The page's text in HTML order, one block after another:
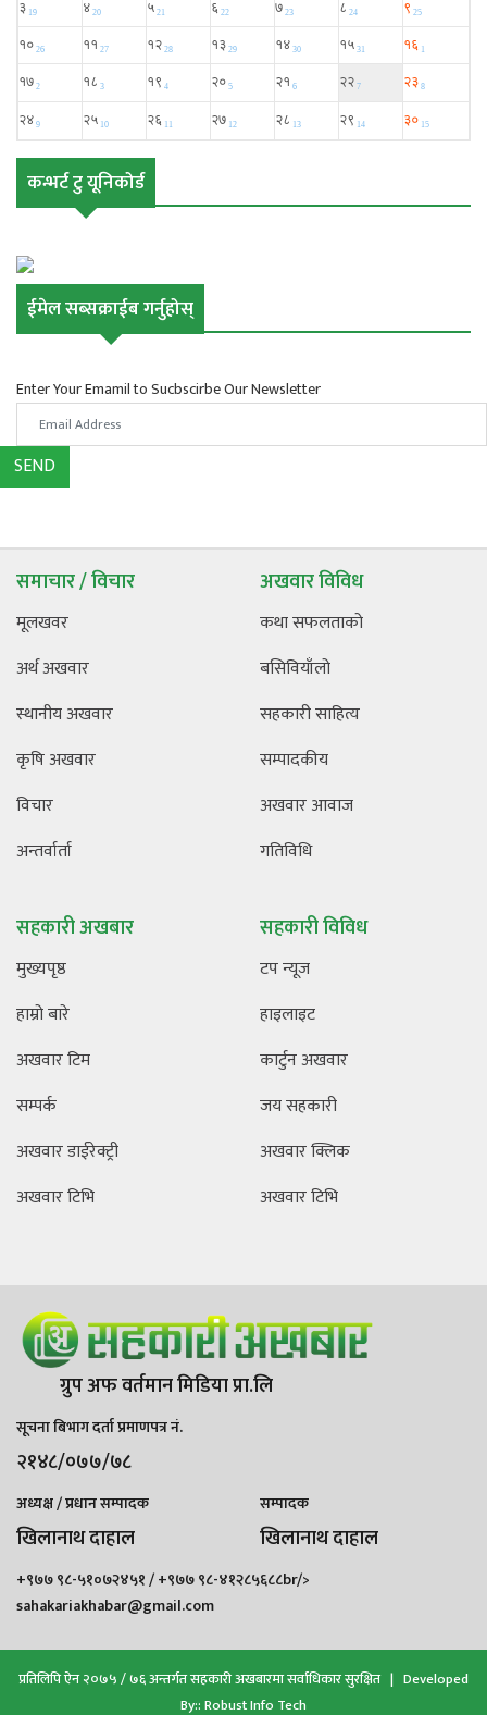
कन्भर्ट टु यूनिकोर्ड
ईमेल सब्सक्राईब गर्नुहोस्
Enter Your Emamil to Sucbscirbe Our Newsletter
SEND
समाचार / विचार
मूलखवर
अर्थ अखवार
स्थानीय अखवार
कृषि अखवार
विचार
अन्तर्वार्ता
अखवार विविध
कथा सफलताको
बसिवियाँलो
सहकारी साहित्य
सम्पादकीय
अखवार आवाज
गतिविधि
सहकारी अखबार
मुख्यपृष्ठ
हाम्रो बारे
अखवार टिम
सम्पर्क
अखवार डाईरेक्ट्री
अखवार टिभि
सहकारी विविध
टप न्यूज
हाइलाइट
कार्टुन अखवार
जय सहकारी
अखवार क्लिक
अखवार टिभि
ग्रुप अफ वर्तमान मिडिया प्रा.लि
सूचना बिभाग दर्ता प्रमाणपत्र नं.
२१४८/०७७/७८
अध्यक्ष / प्रधान सम्पादक
खिलानाथ दाहाल
सम्पादक
खिलानाथ दाहाल
+९७७ ९८-५१०७२४५१ / +९७७ ९८-४१२८५६८८br/>
sahakariakhabar@gmail.com
प्रतिलिपि ऐन २०७५ / ७६ अन्तर्गत सहकारी अखबारमा सर्वाधिकार सुरक्षित | Developed
By::Robust Info Tech